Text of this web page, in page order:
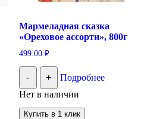
Мармеладная сказка
«Ореховое ассорти», 800г
499.00 ₽
- +
Подробнее
Нет в наличии
Купить в 1 клик